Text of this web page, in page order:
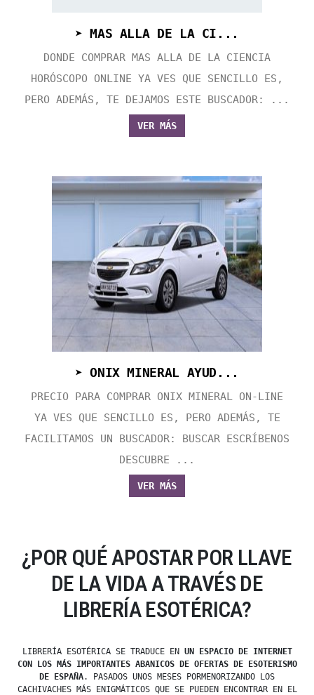
➤ MAS ALLA DE LA CI...
DONDE COMPRAR MAS ALLA DE LA CIENCIA
HORÓSCOPO ONLINE YA VES QUE SENCILLO ES,
PERO ADEMÁS, TE DEJAMOS ESTE BUSCADOR: ...
VER MÁS
➤ ONIX MINERAL AYUD...
PRECIO PARA COMPRAR ONIX MINERAL ON-LINE
YA VES QUE SENCILLO ES, PERO ADEMÁS, TE
FACILITAMOS UN BUSCADOR: BUSCAR ESCRÍBENOS
DESCUBRE ...
VER MÁS
¿POR QUÉ APOSTAR POR LLAVE
DE LA VIDA A TRAVÉS DE
LIBRERÍA ESOTÉRICA?
LIBRERÍA ESOTÉRICA SE TRADUCE EN UN ESPACIO DE INTERNET
CON LOS MÁS IMPORTANTES ABANICOS DE OFERTAS DE ESOTERISMO
DE ESPAÑA. PASADOS UNOS MESES PORMENORIZANDO LOS
CACHIVACHES MÁS ENIGMÁTICOS QUE SE PUEDEN ENCONTRAR EN EL